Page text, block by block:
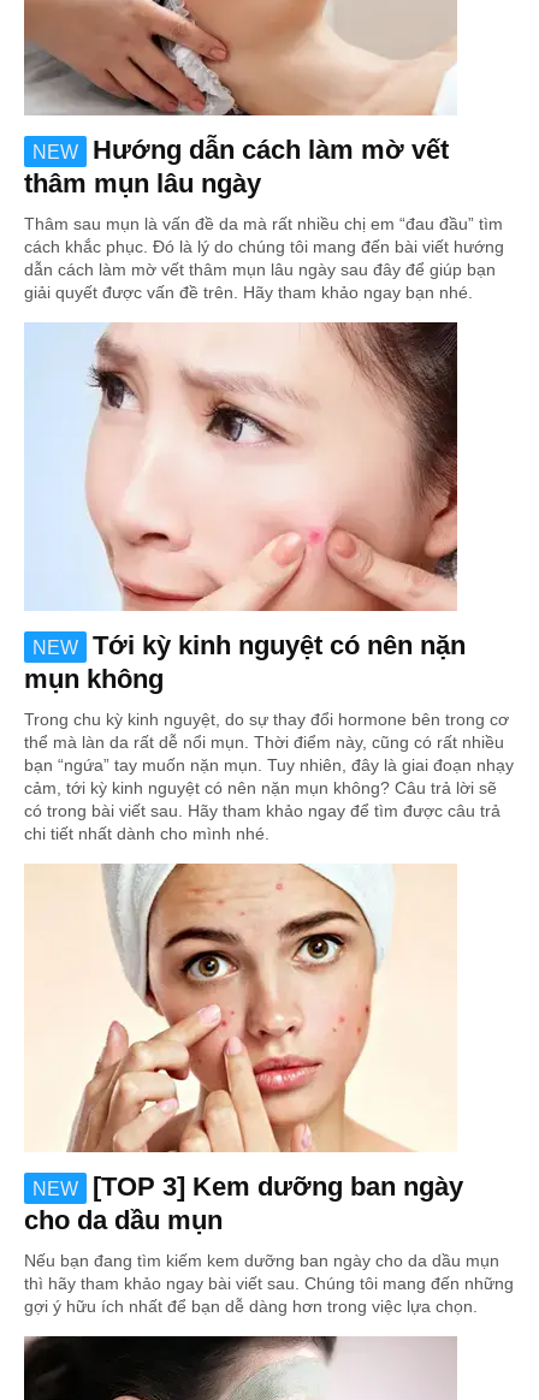
NEW
Hướng dẫn cách làm mờ vết
thâm mụn lâu ngày
Thâm sau mụn là vấn đề da mà rất nhiều chị em “đau đầu” tìm
cách khắc phục. Đó là lý do chúng tôi mang đến bài viết hướng
dẫn cách làm mờ vết thâm mụn lâu ngày sau đây để giúp bạn
giải quyết được vấn đề trên. Hãy tham khảo ngay bạn nhé.
NEW
Tới kỳ kinh nguyệt có nên nặn
mụn không
Trong chu kỳ kinh nguyệt, do sự thay đổi hormone bên trong cơ
thể mà làn da rất dễ nổi mụn. Thời điểm này, cũng có rất nhiều
bạn “ngứa” tay muốn nặn mụn. Tuy nhiên, đây là giai đoạn nhạy
cảm, tới kỳ kinh nguyệt có nên nặn mụn không? Câu trả lời sẽ
có trong bài viết sau. Hãy tham khảo ngay để tìm được câu trả
chi tiết nhất dành cho mình nhé.
NEW
[TOP 3] Kem dưỡng ban ngày
cho da dầu mụn
Nếu bạn đang tìm kiếm kem dưỡng ban ngày cho da dầu mụn
thì hãy tham khảo ngay bài viết sau. Chúng tôi mang đến những
gợi ý hữu ích nhất để bạn dễ dàng hơn trong việc lựa chọn.